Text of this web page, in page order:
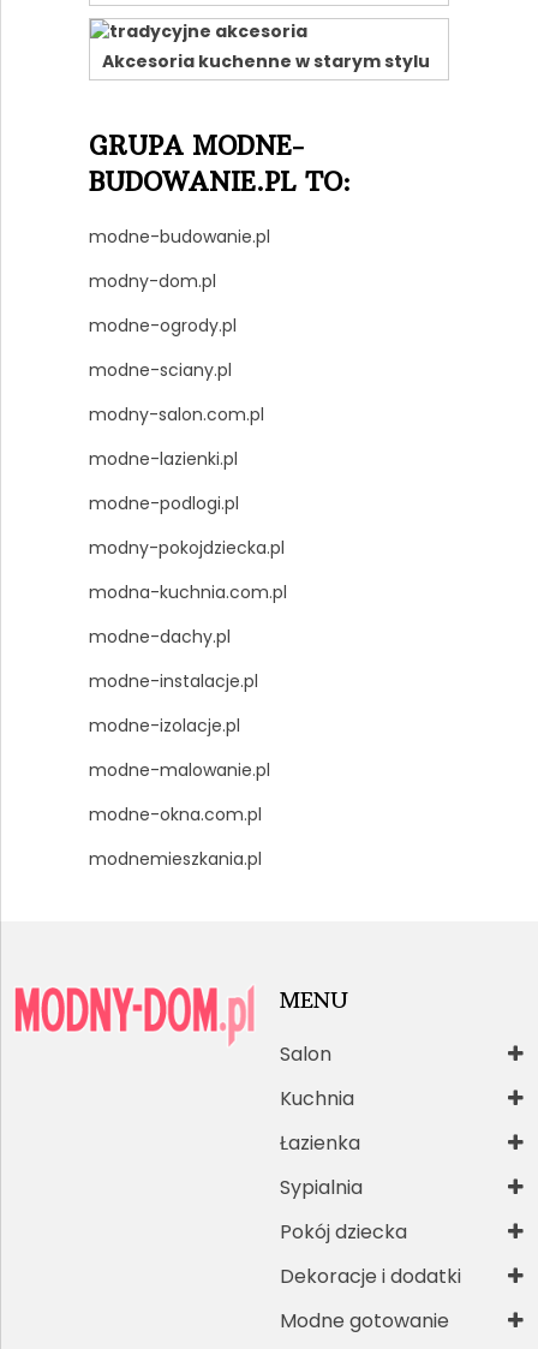
Akcesoria kuchenne w starym stylu
GRUPA MODNE-
BUDOWANIE.PL TO:
modne-budowanie.pl
modny-dom.pl
modne-ogrody.pl
modne-sciany.pl
modny-salon.com.pl
modne-lazienki.pl
modne-podlogi.pl
modny-pokojdziecka.pl
modna-kuchnia.com.pl
modne-dachy.pl
modne-instalacje.pl
modne-izolacje.pl
modne-malowanie.pl
modne-okna.com.pl
modnemieszkania.pl
MENU
Salon
Kuchnia
Łazienka
Sypialnia
Pokój dziecka
Dekoracje i dodatki
Modne gotowanie